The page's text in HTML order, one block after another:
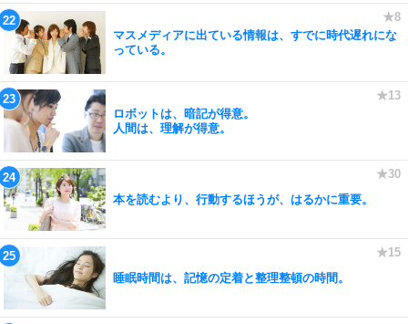
マスメディアに出ている情報は、すでに時代遅れにな
っている。
ロボットは、暗記が得意。
人間は、理解が得意。
本を読むより、行動するほうが、はるかに重要。
睡眠時間は、記憶の定着と整理整頓の時間。